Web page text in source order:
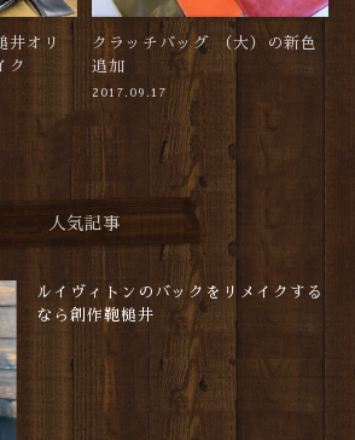
井オリ
ク
クラッチバッグ （大）の新色
追加
2017.09.17
人気記事
ルイヴィトンのバックをリメイクする
なら創作鞄槌井